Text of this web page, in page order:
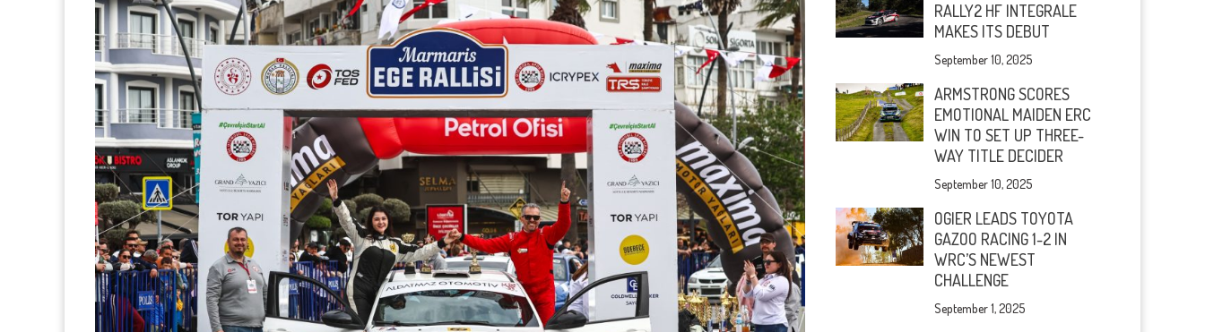
RALLY2 HF INTEGRALE
MAKES ITS DEBUT
September 10, 2025
ARMSTRONG SCORES
EMOTIONAL MAIDEN ERC
WIN TO SET UP THREE-
WAY TITLE DECIDER
September 10, 2025
OGIER LEADS TOYOTA
GAZOO RACING 1-2 IN
WRC’S NEWEST
CHALLENGE
September 1, 2025